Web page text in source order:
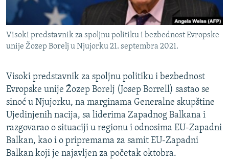
VIŠE OD NASLOVA
GENOCID U SREBRENICI
POPLAVE I KLIZIŠTA U BIH 2024.
POST SCRIPTUM
MOJA EVROPA
TRI DECENIJE OD RATA U BIH
SVE KARTE DEJTONA
NASTANAK I RASPAD JUGOSLAVIJE
PRATITE NAS
Visoki predstavnik za spoljnu politiku i bezbednost Evropske
unije Žozep Borelj u Njujorku 21. septembra 2021.
Visoki predstavnik za spoljnu politiku i bezbednost
Evropske unije Žozep Borelj (Josep Borrell) sastao se
sinoć u Njujorku, na marginama Generalne skupštine
Ujedinjenih nacija, sa liderima Zapadnog Balkana i
razgovarao o situaciji u regionu i odnosima EU-Zapadni
Balkan, kao i o pripremama za samit EU-Zapadni
Balkan koji je najavljen za početak oktobra.